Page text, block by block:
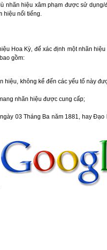
nhãn hiệu xâm phạm được sử
hiệu nổi tiếng.
Hoa Kỳ, để xác định một nhãn
gồm:
hiệu, không kể đến các yếu tố này
nhãn hiệu được cung cấp;
03 Tháng Ba năm 1881, hay